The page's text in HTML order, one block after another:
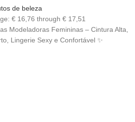
de beleza
€ 16,76 through € 17,51
Modeladoras Femininas – Cintura Alta,
Lingerie Sexy e Confortável ✨